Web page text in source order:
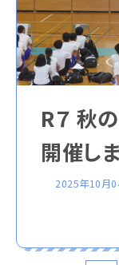
R７ 秋
開催し
2025年10月